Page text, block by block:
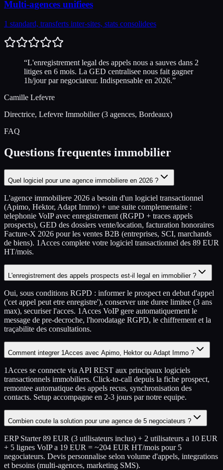
Multi-agences unifiees
1 standard, transferts inter-sites, stats consolidees
“L'enregistrement legal des appels nous a sauves dans 2
litiges en 6 mois. La GED centralisee nous fait gagner
1h/jour par negociateur. Indispensable en 2026.”
Camille Lefevre
Directrice, Lefevre Immobilier (3 agences, Bordeaux)
FAQ
Questions frequentes immobilier
Quel logiciel pour une agence immobiliere en 2026 ?
L'agence immobiliere 2026 a besoin d'un logiciel transactionnel
(Apimo, Hektor, Adapt Immo) + une suite complementaire :
telephonie VoIP avec enregistrement (RGPD + traces appels
prospects), GED des dossiers vente/location, facturation honoraires
Facture-X 2026 pour les ventes B2B (entreprises, SCI, marchands
de biens). 1Acces complete votre logiciel transactionnel des 89 EUR
HT/mois.
L'enregistrement des appels prospects est-il legal en immobilier ?
Oui, sous conditions RGPD : informer le prospect en debut d'appel
('cet appel peut etre enregistre'), conserver une duree limitee (3 ans
max), securiser l'acces. 1Acces VoIP gere automatiquement le
message de pre-decroche, l'horodatage RGPD, le chiffrement et la
traçabilite des consultations.
Comment integrer 1Acces avec Apimo, Hektor ou Adapt Immo ?
1Acces se connecte via API REST aux principaux logiciels
transactionnels immobiliers. Click-to-call depuis la fiche prospect,
remontee automatique des appels recus, synchronisation des
contacts. Setup accompagne en 2-3 jours par notre equipe.
Combien coute la solution pour une agence de 5 negociateurs ?
ERP Starter 89 EUR (3 utilisateurs inclus) + 2 utilisateurs a 10 EUR
+ 5 lignes VoIP a 19 EUR = ~204 EUR HT/mois pour 5
negociateurs. Devis personnalise selon volume d'appels, integrations
et besoins (multi-agences, marketing SMS).